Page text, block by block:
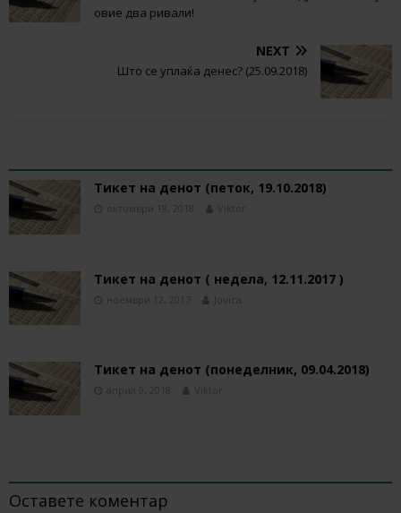
овие два ривали!
NEXT
Што се уплаќа денес? (25.09.2018)
Тикет на денот (петок, 19.10.2018)
октомври 19, 2018 Viktor
Тикет на денот ( недела, 12.11.2017 )
ноември 12, 2017 Jovica
Тикет на денот (понеделник, 09.04.2018)
април 9, 2018 Viktor
Оставете коментар